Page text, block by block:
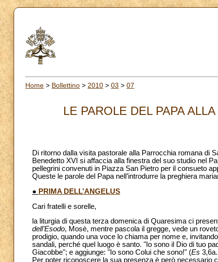
Home > Bollettino > 2010 > 03 > 07
LE PAROLE DEL PAPA
Di ritorno dalla visita pastorale alla Parrocchia romana di
Benedetto XVI si affaccia alla finestra del suo studio nel
pellegrini convenuti in Piazza San Pietro per il consueto
Queste le parole del Papa nell’introdurre la preghiera
● PRIMA DELL’ANGELUS
Cari fratelli e sorelle,
la liturgia di questa terza domenica di Quaresima ci
dell’Esodo, Mosè, mentre pascola il gregge, vede un
prodigio, quando una voce lo chiama per nome e,
sandali, perché quel luogo è santo. "Io sono il Dio di tuo
Giacobbe"; e aggiunge: "Io sono Colui che sono!" (Es
Per poter riconoscere la sua presenza è però necessario